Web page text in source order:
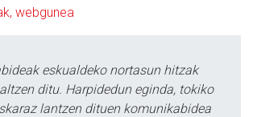
webgunea
eskualdeko nortasun hitzak
ditu. Harpidedun eginda, tokiko
lantzen dituen komunikabidea